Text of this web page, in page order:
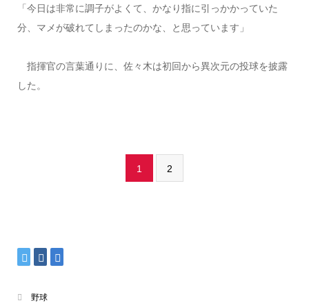
「今日は非常に調子がよくて、かなり指に引っかかっていた
分、マメが破れてしまったのかな、と思っています」
指揮官の言葉通りに、佐々木は初回から異次元の投球を披露
した。
1 2
野球